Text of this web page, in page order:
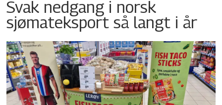
Svak nedgang i norsk
sjømateksport så langt i år